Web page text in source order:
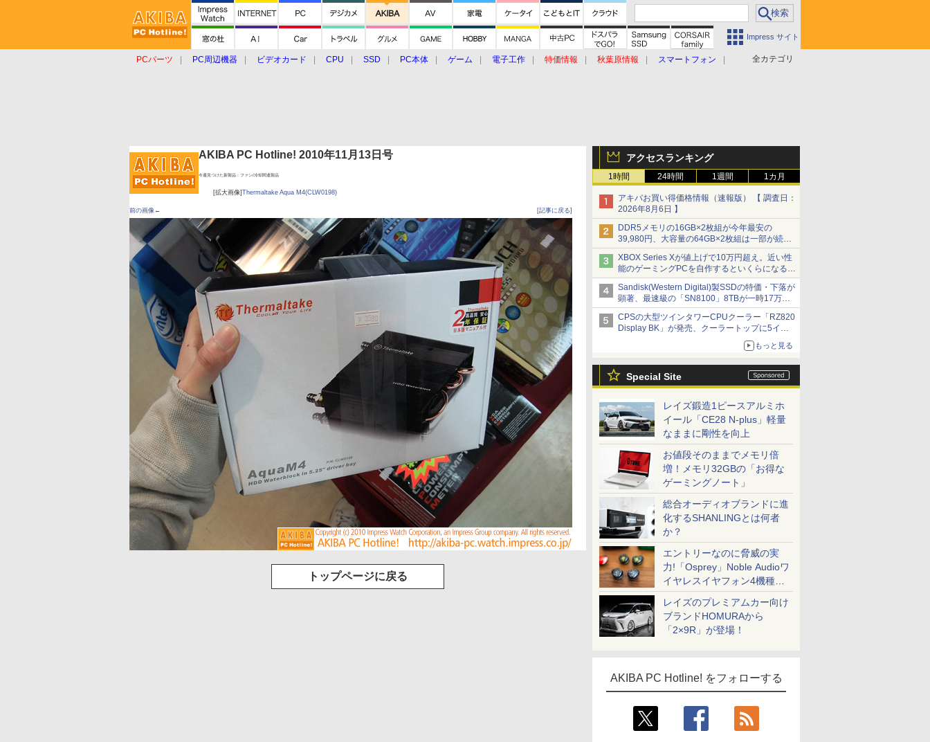
Impress サイト
全カテゴリ
PCパーツ PC周辺機器 ビデオカード CPU SSD PC本体 ゲーム 電子工作 特価情報 秋葉原情報
スマートフォン
アクセスランキング
1時間 24時間 1週間 1カ月
アキバお買い得価格情報（速報版） 【 調査日：
2026年8月6日 】
DDR5メモリの16GB×2枚組が今年最安の
39,980円、大容量の64GB×2枚組は一部が続騰
[8月前半のメモリ価格]
XBOX Series Xが値上げで10万円超え。近い性
能のゲーミングPCを自作するといくらになる？
【石田賀津男の『酒の肴にPCゲーム』】
Sandisk(Western Digital)製SSDの特価・下落が
顕著、最速級の「SN8100」8TBが一時17万円
割れ [8月前半のSSD価格]
CPSの大型ツインタワーCPUクーラー「RZ820
Display BK」が発売、クーラートップに5イン
もっと見る
Special Site
レイズ鍛造1ピースアルミホ
イール「CE28 N-plus」軽量
なままに剛性を向上
お値段そのままでメモリ倍
増！メモリ32GBの「お得な
ゲーミングノート」
総合オーディオブランドに進
化するSHANLINGとは何者
か？
エントリーなのに脅威の実
力!「Osprey」Noble Audioワ
イヤレスイヤフォン4機種を
一気に聴く
レイズのプレミアムカー向け
ブランドHOMURAから
「2×9R」が登場！
AKIBA PC Hotline! をフォローする
AKIBA PC Hotline! 2010年11月13日号
今週見つけた新製品：ファン/冷却関連製品
[拡大画像] Thermaltake Aqua M4(CLW0198)
前の画像← [記事に戻る]
トップページに戻る